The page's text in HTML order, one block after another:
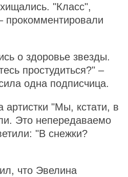
"Класс",
прокомментировали
о здоровье звезды.
простудиться?" –
одна подписчица.
артистки "Мы, кстати, в
Это непередаваемо
"В снежки?
что Эвелина